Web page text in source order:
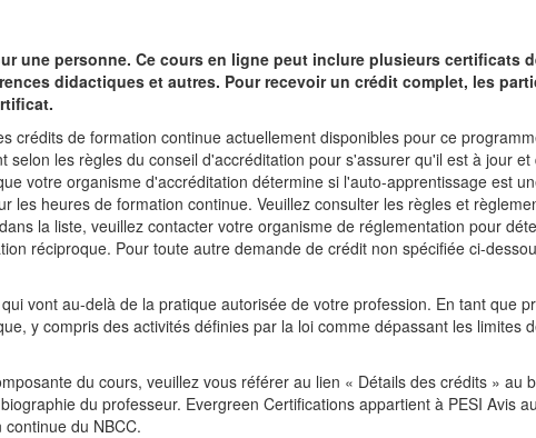
une personne. Ce cours en ligne peut inclure plusieurs certificats
didactiques et autres. Pour recevoir un crédit complet, les
crédits de formation continue actuellement disponibles pour ce
les règles du conseil d'accréditation pour s'assurer qu'il est à jour
votre organisme d'accréditation détermine si l'auto-apprentissage est
heures de formation continue. Veuillez consulter les règles et
la liste, veuillez contacter votre organisme de réglementation pour
réciproque. Pour toute autre demande de crédit non spécifiée ci-
vont au-delà de la pratique autorisée de votre profession. En tant que
y compris des activités définies par la loi comme dépassant les limites
du cours, veuillez vous référer au lien « Détails des crédits » au
du professeur. Evergreen Certifications appartient à PESI Avis
du NBCC.